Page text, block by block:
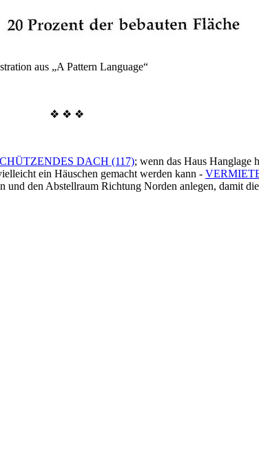
aus „A Pattern Language“
❖ ❖ ❖
DACH (117); wenn das Haus Hanglage
ein Häuschen gemacht werden kann -
und den Abstellraum Richtung Norden anlegen, damit